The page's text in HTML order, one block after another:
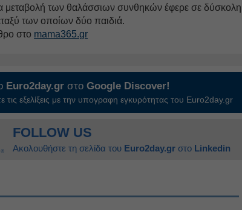
μεταβολή των θαλάσσιων συνθηκών έφερε σε δύσκολη
των οποίων δύο παιδιά.
στο mama365.gr
Euro2day.gr στοGoogle Discover!
τις εξελίξεις με την υπογραφη εγκυρότητας του Euro2day.gr
FOLLOW US
Ακολουθήστε τη σελίδα του Euro2day.gr στο Linkedin